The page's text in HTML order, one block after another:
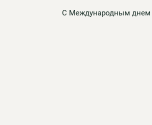
С Международным днем